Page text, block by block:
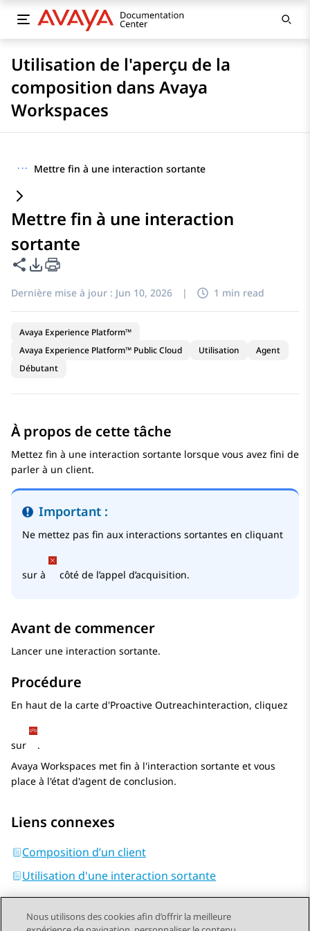
Utilisation de l'aperçu de la
composition dans Avaya
Workspaces
··· Mettre fin à une interaction sortante
Mettre fin à une interaction
sortante
Partager cette page
Options d'exportation PDF
Dernière mise à jour : Jun 10, 2026 | 1 min read
Avaya Experience Platform™
Avaya Experience Platform™ Public Cloud
Utilisation
Agent
Débutant
À propos de cette tâche
Mettez fin à une interaction sortante lorsque vous avez fini de
parler à un client.
Important :
Ne mettez pas fin aux interactions sortantes en cliquant
sur à côté de l’appel d’acquisition.
Avant de commencer
Lancer une interaction sortante.
Procédure
En haut de la carte d'Proactive Outreachinteraction, cliquez
sur
.
Avaya Workspaces met fin à l'interaction sortante et vous
place à l'état d'agent de conclusion.
Liens connexes
Composition d’un client
Utilisation d'une interaction sortante
Nous utilisons des cookies afin d’offrir la meilleure